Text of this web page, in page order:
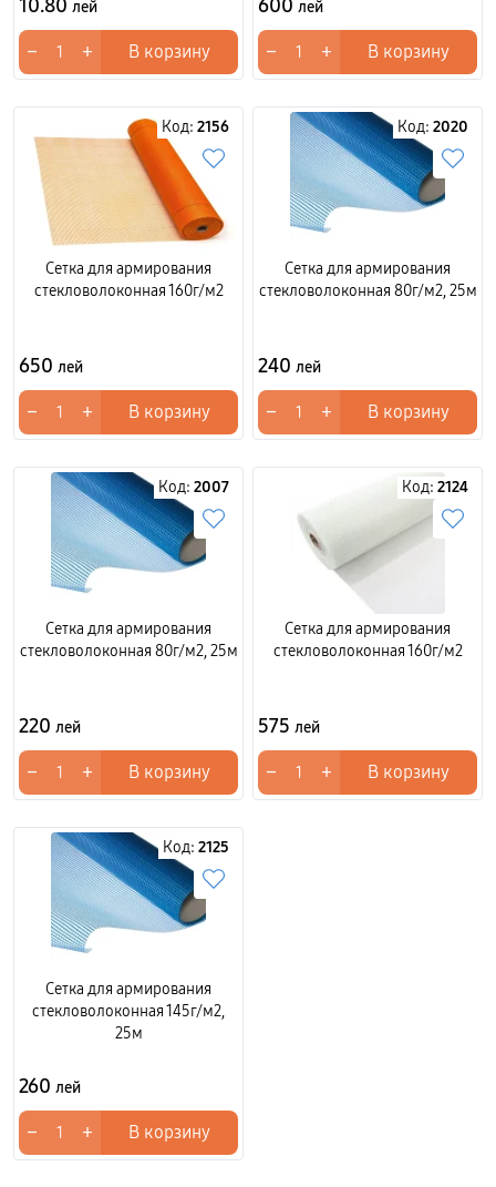
10.80 лей
− + В корзину
600 лей
− + В корзину
Код: 2156
Сетка для армирования
стекловолоконная 160г/м2
650 лей
− + В корзину
Код: 2020
Сетка для армирования
стекловолоконная 80г/м2, 25м
240 лей
− + В корзину
Код: 2007
Сетка для армирования
стекловолоконная 80г/м2, 25м
220 лей
− + В корзину
Код: 2124
Сетка для армирования
стекловолоконная 160г/м2
575 лей
− + В корзину
Код: 2125
Сетка для армирования
стекловолоконная 145г/м2,
25м
260 лей
− + В корзину